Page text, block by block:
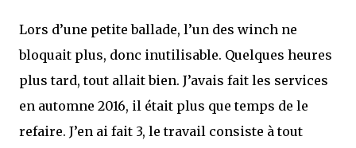
Lors d’une petite ballade, l’un des winch ne
bloquait plus, donc inutilisable. Quelques heures
plus tard, tout allait bien. J’avais fait les services
en automne 2016, il était plus que temps de le
refaire. J’en ai fait 3, le travail consiste à tout